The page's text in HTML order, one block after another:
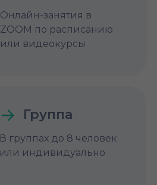
Онлайн-занятия в
ZOOM по расписанию
или видеокурсы
Группа
В группах до 8 человек
или индивидуально